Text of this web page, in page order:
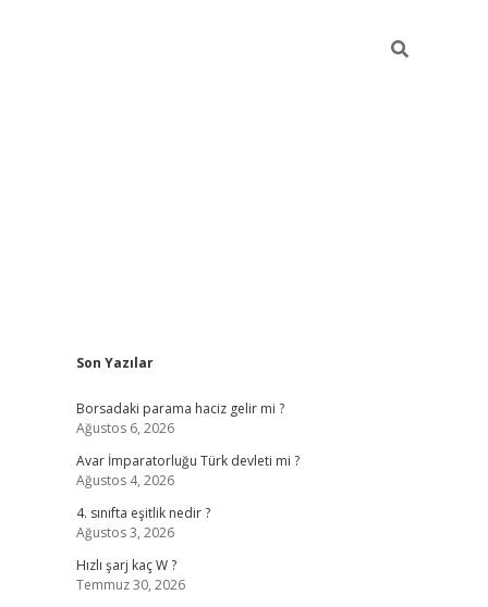
Sidebar
Son Yazılar
Borsadaki parama haciz gelir mi ?
Ağustos 6, 2026
Avar İmparatorluğu Türk devleti mi ?
Ağustos 4, 2026
4. sınıfta eşitlik nedir ?
Ağustos 3, 2026
Hızlı şarj kaç W ?
Temmuz 30, 2026